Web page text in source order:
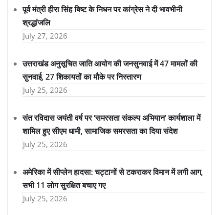
पूर्व मंत्री हीरा सिंह बिष्ट के निधन पर कांग्रेस ने दी भावभीनी
श्रद्धांजलि
July 27, 2026
उत्तराखंड अनुसूचित जाति आयोग की जनसुनवाई में 47 मामलों की
सुनवाई, 27 शिकायतों का मौके पर निस्तारण
July 25, 2026
संत रविदास जयंती वर्ष पर ‘समरसता संकल्प अभियान’ कार्यशाला में
शामिल हुए सीएम धामी, सामाजिक समरसता का दिया संदेश
July 25, 2026
अमेरिका में सीप्लेन हादसा: चट्टानों से टकराकर विमान में लगी आग,
सभी 11 लोग सुरक्षित बचाए गए
July 25, 2026